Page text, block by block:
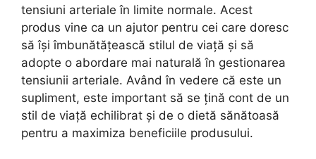
tensiuni arteriale în limite normale. Acest
produs vine ca un ajutor pentru cei care doresc
să își îmbunătățească stilul de viață și să
adopte o abordare mai naturală în gestionarea
tensiunii arteriale. Având în vedere că este un
supliment, este important să se țină cont de un
stil de viață echilibrat și de o dietă sănătoasă
pentru a maximiza beneficiile produsului.